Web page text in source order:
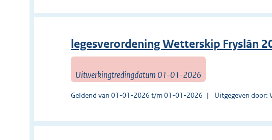
legesverordening Wetterskip Fryslân
Uitwerkingtredingdatum 01-01-2026
Geldend van 01-01-2026 t/m 01-01-2026 Uitgegeven door: